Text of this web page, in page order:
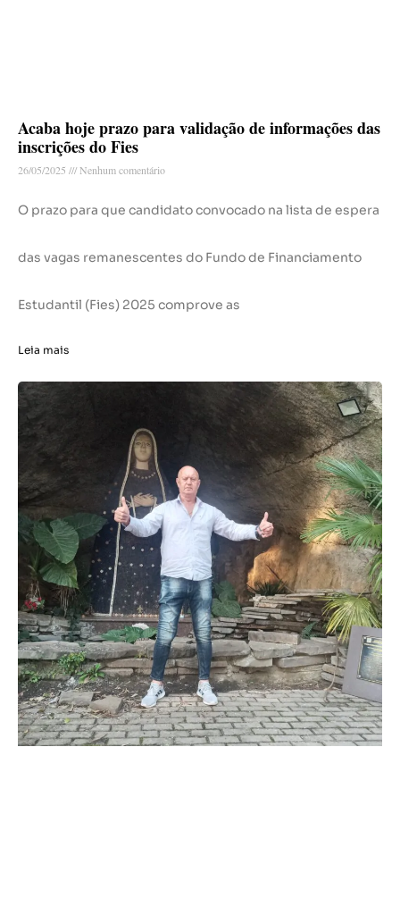
Acaba hoje prazo para validação de informações das
inscrições do Fies
26/05/2025 Nenhum comentário
O prazo para que candidato convocado na lista de espera
das vagas remanescentes do Fundo de Financiamento
Estudantil (Fies) 2025 comprove as
Leia mais